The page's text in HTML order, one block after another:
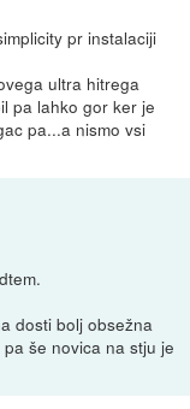
pr instalaciji
ultra hitrega
pa lahko gor ker je
pa...a nismo vsi
dosti bolj obsežna
še novica na stju je